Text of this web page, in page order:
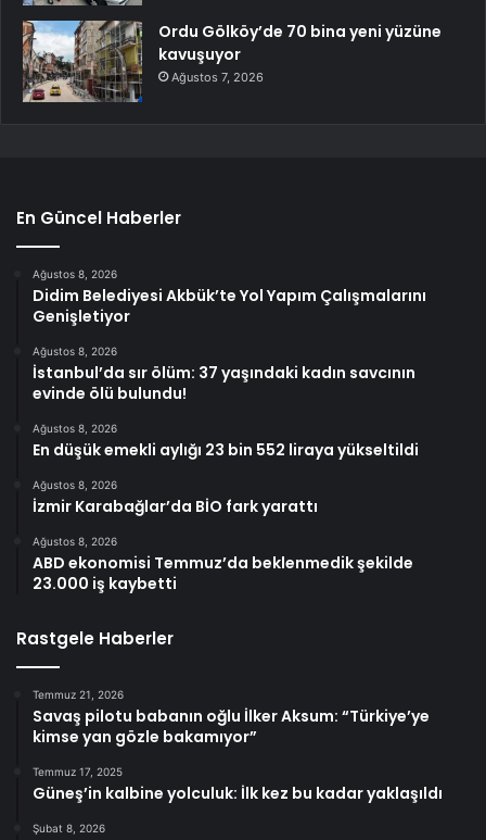
Ordu Gölköy’de 70 bina yeni yüzüne
kavuşuyor
Ağustos 7, 2026
En Güncel Haberler
Ağustos 8, 2026
Didim Belediyesi Akbük’te Yol Yapım Çalışmalarını
Genişletiyor
Ağustos 8, 2026
İstanbul’da sır ölüm: 37 yaşındaki kadın savcının
evinde ölü bulundu!
Ağustos 8, 2026
En düşük emekli aylığı 23 bin 552 liraya yükseltildi
Ağustos 8, 2026
İzmir Karabağlar’da BİO fark yarattı
Ağustos 8, 2026
ABD ekonomisi Temmuz’da beklenmedik şekilde
23.000 iş kaybetti
Rastgele Haberler
Temmuz 21, 2026
Savaş pilotu babanın oğlu İlker Aksum: “Türkiye’ye
kimse yan gözle bakamıyor”
Temmuz 17, 2025
Güneş’in kalbine yolculuk: İlk kez bu kadar yaklaşıldı
Şubat 8, 2026